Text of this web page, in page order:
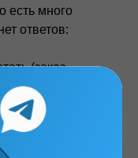
есть много
ответов:
(заказ,
нужны?